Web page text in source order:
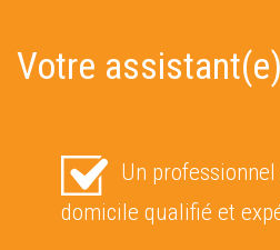
Votre
Un
domicile qualifié et